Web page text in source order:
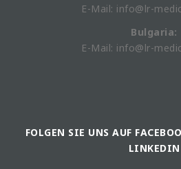
E-Mail: info@lr-
Bulgaria:
E-Mail: info@lr-
FOLGEN SIE UNS AUF
LINKEDIN